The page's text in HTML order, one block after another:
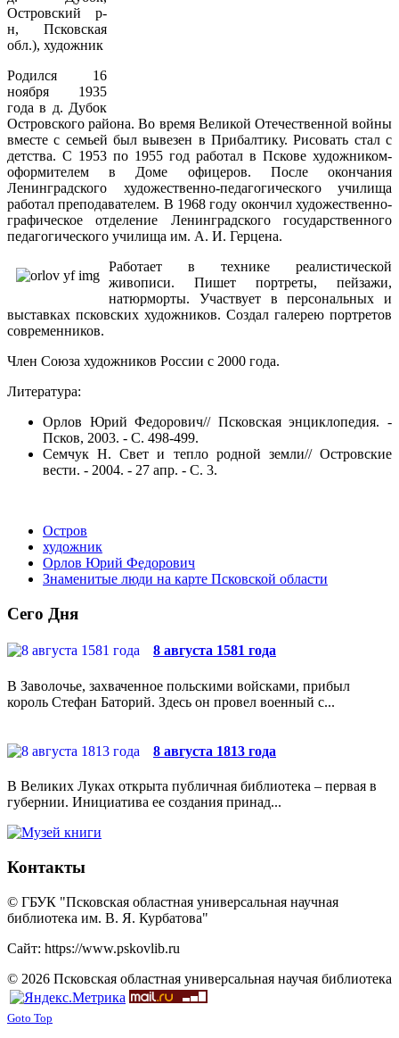
Островский р-
н, Псковская
обл.), художник
Родился 16
ноября 1935
года в д. Дубок
Островского района. Во время Великой Отечественной войны
вместе с семьей был вывезен в Прибалтику. Рисовать стал с
детства. С 1953 по 1955 год работал в Пскове художником-
оформителем в Доме офицеров. После окончания
Ленинградского художественно-педагогического училища
работал преподавателем. В 1968 году окончил художественно-
графическое отделение Ленинградского государственного
педагогического училища им. А. И. Герцена.
Работает в технике реалистической
живописи. Пишет портреты, пейзажи,
натюрморты. Участвует в персональных и
выставках псковских художников. Создал галерею портретов
современников.
Член Союза художников России с 2000 года.
Литература:
Орлов Юрий Федорович// Псковская энциклопедия. -
Псков, 2003. - С. 498-499.
Семчук Н. Свет и тепло родной земли// Островские
вести. - 2004. - 27 апр. - С. 3.
Остров
художник
Орлов Юрий Федорович
Знаменитые люди на карте Псковской области
Сего Дня
8 августа 1581 года
В Заволочье, захваченное польскими войсками, прибыл
король Стефан Баторий. Здесь он провел военный с...
8 августа 1813 года
В Великих Луках открыта публичная библиотека – первая в
губернии. Инициатива ее создания принад...
Контакты
© ГБУК "Псковская областная универсальная научная
библиотека им. В. Я. Курбатова"
Сайт: https://www.pskovlib.ru
© 2026 Псковская областная универсальная научая библиотека
Goto Top